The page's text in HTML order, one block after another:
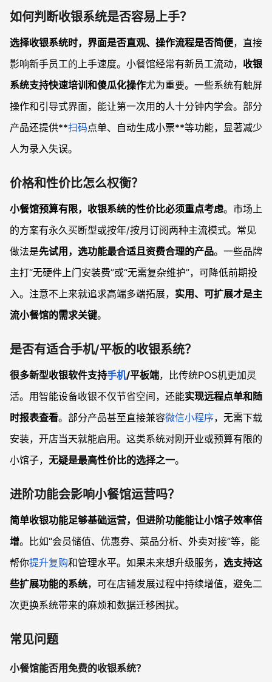
如何判断收银系统是否容易上手？
选择收银系统时，界面是否直观、操作流程是否简便，直接
影响新手员工的上手速度。小餐馆经常有新员工流动， 收银
系统支持快速培训和傻瓜化操作尤为重要。一些系统有触屏
操作和引导式界面，能让第一次用的人十分钟内学会。部分
产品还提供**扫码点单、自动生成小票**等功能，显著减少
人为录入失误。
价格和性价比怎么权衡？
小餐馆预算有限，收银系统的性价比必须重点考虑。市场上
的方案有永久买断型或按年/按月订阅两种主流模式。常见
做法是先试用，选功能最合适且资费合理的产品。一些品牌
主打“无硬件上门安装费”或“无需复杂维护”，可降低前期投
入。注意不上来就追求高端多端拓展， 实用、可扩展才是主
流小餐馆的需求关键。
是否有适合手机/平板的收银系统？
很多新型收银软件支持手机/平板端，比传统POS机更加灵
活。用智能设备收银不仅节省空间，还能实现远程点单和随
时报表查看。部分产品甚至直接兼容微信小程序，无需下载
安装，开店当天就能启用。这类系统对刚开业或预算有限的
小馆子， 无疑是最高性价比的选择之一。
进阶功能会影响小餐馆运营吗？
简单收银功能足够基础运营，但进阶功能能让小馆子效率倍
增。比如“会员储值、优惠券、菜品分析、外卖对接”等，能
帮你提升复购和管理水平。如果未来想升级服务， 选支持这
些扩展功能的系统，可在店铺发展过程中持续增值，避免二
次更换系统带来的麻烦和数据迁移困扰。
常见问题
小餐馆能否用免费的收银系统？